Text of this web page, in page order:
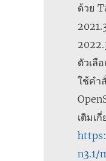
ด้วย
ตัวเลื
ใช้คำ
เติมเ
n3.1/